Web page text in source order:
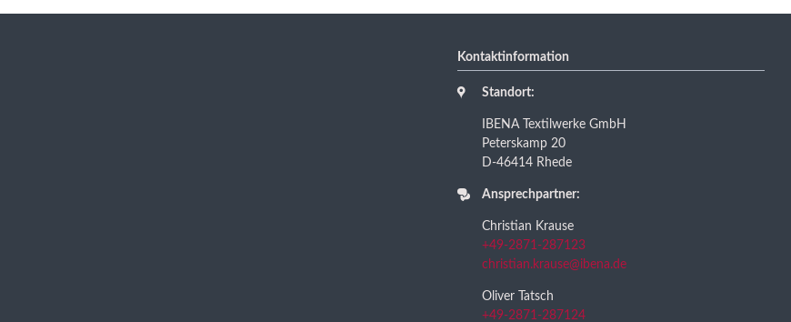
Kontaktinformation
Standort:
IBENA Textilwerke GmbH
Peterskamp 20
D-46414 Rhede
Ansprechpartner:
Christian Krause
+49-2871-287123
christian.krause@ibena.de
Oliver Tatsch
+49-2871-287124